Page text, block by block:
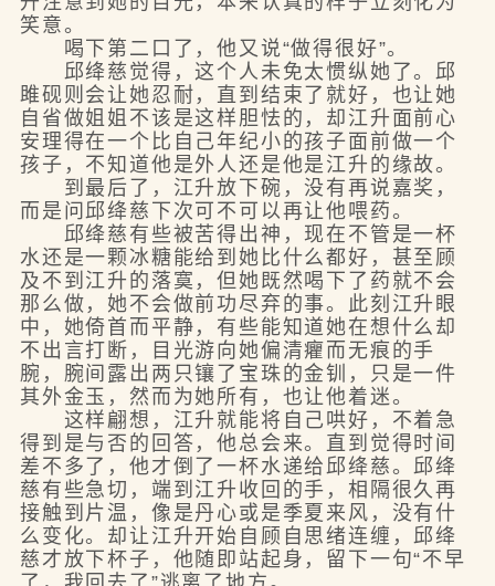
笑意。
喝下第二口了，他又说“做得很好”。
邱绛慈觉得，这个人未免太惯纵她了。邱
雎砚则会让她忍耐，直到结束了就好，也让她
自省做姐姐不该是这样胆怯的，却江升面前心
安理得在一个比自己年纪小的孩子面前做一个
孩子，不知道他是外人还是他是江升的缘故。
到最后了，江升放下碗，没有再说嘉奖，
而是问邱绛慈下次可不可以再让他喂药。
邱绛慈有些被苦得出神，现在不管是一杯
水还是一颗冰糖能给到她比什么都好，甚至顾
及不到江升的落寞，但她既然喝下了药就不会
那么做，她不会做前功尽弃的事。此刻江升眼
中，她倚首而平静，有些能知道她在想什么却
不出言打断，目光游向她偏清癯而无痕的手
腕，腕间露出两只镶了宝珠的金钏，只是一件
其外金玉，然而为她所有，也让他着迷。
这样翩想，江升就能将自己哄好，不着急
得到是与否的回答，他总会来。直到觉得时间
差不多了，他才倒了一杯水递给邱绛慈。邱绛
慈有些急切，端到江升收回的手，相隔很久再
接触到片温，像是丹心或是季夏来风，没有什
么变化。却让江升开始自顾自思绪连缠，邱绛
慈才放下杯子，他随即站起身，留下一句“不早